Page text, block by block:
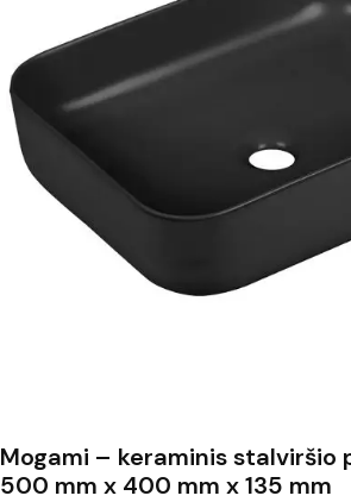
Mogami – keraminis stalviršio
500 mm x 400 mm x 135 mm